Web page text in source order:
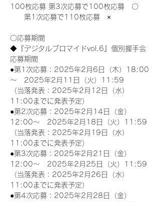
100枚応募 第3次応募で100枚応募　〇
第1次応募で110枚応募　×
〇応募期間
◆『デジタルブロマイドvol.6』個別握手会
応募期間
●第1次応募：2025年2月6日（木）18:00
～　2025年2月11日（火）11:59
（当落発表：2025年2月12日（水）
11:00までに発表予定）
●第2次応募：2025年2月14日（金）
12:00～　2025年2月18日（火）11:59
（当落発表：2025年2月19日（水）
11:00までに発表予定）
●第3次応募：2025年2月21日（金）
12:00～　2025年2月25日（火）11:59
（当落発表：2025年2月26日（水）
11:00までに発表予定）
●第4次応募：2025年2月28日（金）